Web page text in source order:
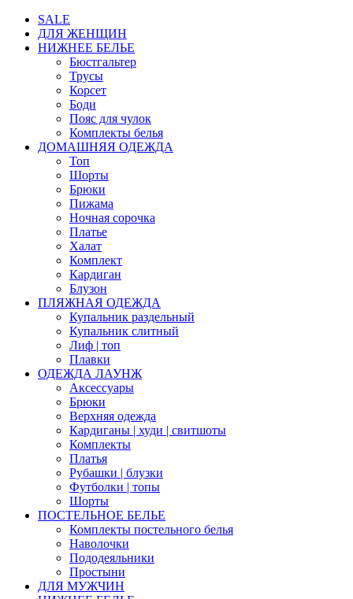
SALE
ДЛЯ ЖЕНЩИН
НИЖНЕЕ БЕЛЬЕ
Бюстгальтер
Трусы
Корсет
Боди
Пояс для чулок
Комплекты белья
ДОМАШНЯЯ ОДЕЖДА
Топ
Шорты
Брюки
Пижама
Ночная сорочка
Платье
Халат
Комплект
Кардиган
Блузон
ПЛЯЖНАЯ ОДЕЖДА
Купальник раздельный
Купальник слитный
Лиф | топ
Плавки
ОДЕЖДА ЛАУНЖ
Аксессуары
Брюки
Верхняя одежда
Кардиганы | худи | свитшоты
Комплекты
Платья
Рубашки | блузки
Футболки | топы
Шорты
ПОСТЕЛЬНОЕ БЕЛЬЕ
Комплекты постельного белья
Наволочки
Пододеяльники
Простыни
ДЛЯ МУЖЧИН